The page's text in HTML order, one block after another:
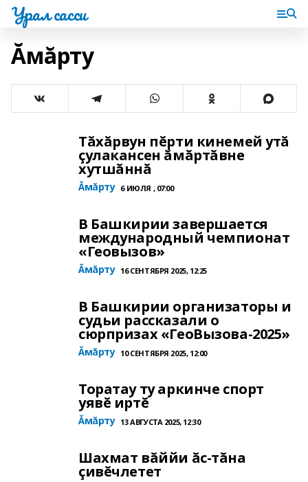
Урал сасси
Ăмăрту
Тăхăрвун пĕрти кинемей утă
çулакансен ăмăртăвне
хутшăннă
Ăмăрту 6 ИЮЛЯ , 07:00
В Башкирии завершается
международный чемпионат
«Геовызов»
Ăмăрту 16 СЕНТЯБРЯ 2025, 12:25
В Башкирии организаторы и
судьи рассказали о
сюрпризах «ГеоВызова-2025»
Ăмăрту 10 СЕНТЯБРЯ 2025, 12:00
Торатау ту аркинче спорт
уявĕ иртĕ
Ăмăрту 13 АВГУСТА 2025, 12:30
Шахмат вăййи ăс-тăна
çивĕчлетет